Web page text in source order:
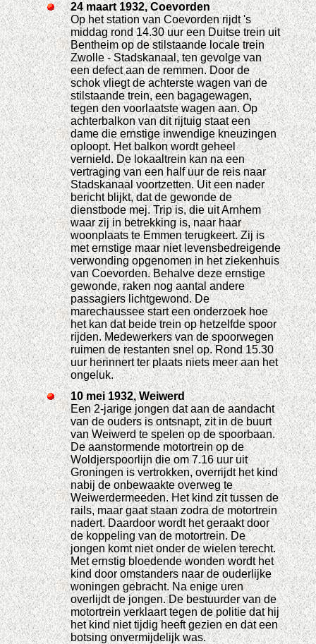
24 maart 1932, Coevorden
Op het station van Coevorden rijdt 's
middag rond 14.30 uur een Duitse trein uit
Bentheim op de stilstaande locale trein
Zwolle - Stadskanaal, ten gevolge van
een defect aan de remmen. Door de
schok vliegt de achterste wagen van de
stilstaande trein, een bagagewagen,
tegen den voorlaatste wagen aan. Op
achterbalkon van dit rijtuig staat een
dame die ernstige inwendige kneuzingen
oploopt. Het balkon wordt geheel
vernield. De lokaaltrein kan na een
vertraging van een half uur de reis naar
Stadskanaal voortzetten. Uit een nader
bericht blijkt, dat de gewonde de
dienstbode mej. Trip is, die uit Arnhem
waar zij in betrekking is, naar haar
woonplaats te Emmen terugkeert. Zij is
met ernstige maar niet levensbedreigende
verwonding opgenomen in het ziekenhuis
van Coevorden. Behalve deze ernstige
gewonde, raken nog aantal andere
passagiers lichtgewond. De
marechaussee start een onderzoek hoe
het kan dat beide trein op hetzelfde spoor
rijden. Medewerkers van de spoorwegen
ruimen de restanten snel op. Rond 15.30
uur herinnert ter plaats niets meer aan het
ongeluk.
10 mei 1932, Weiwerd
Een 2-jarige jongen dat aan de aandacht
van de ouders is ontsnapt, zit in de buurt
van Weiwerd te spelen op de spoorbaan.
De aanstormende motortrein op de
Woldjerspoorlijn die om 7.16 uur uit
Groningen is vertrokken, overrijdt het kind
nabij de onbewaakte overweg te
Weiwerdermeeden. Het kind zit tussen de
rails, maar gaat staan zodra de motortrein
nadert. Daardoor wordt het geraakt door
de koppeling van de motortrein. De
jongen komt niet onder de wielen terecht.
Met ernstig bloedende wonden wordt het
kind door omstanders naar de ouderlijke
woningen gebracht. Na enige uren
overlijdt de jongen. De bestuurder van de
motortrein verklaart tegen de politie dat hij
het kind niet tijdig heeft gezien en dat een
botsing onvermijdelijk was.